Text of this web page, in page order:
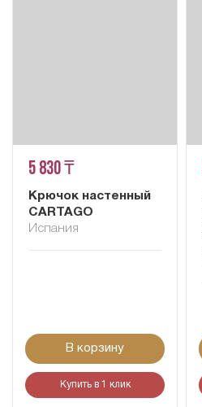
5 830 ₸
Крючок настенный
CARTAGO
Испания
В корзину
Купить в 1 клик